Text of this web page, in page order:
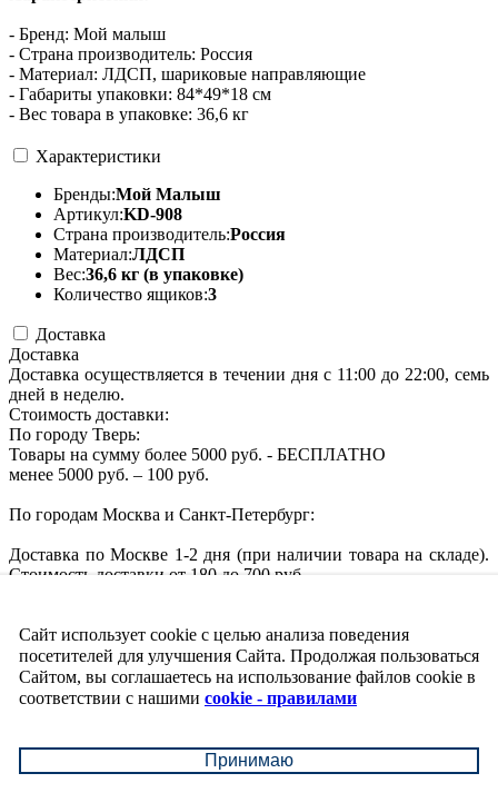
- Бренд: Мой малыш
- Страна производитель: Россия
- Материал: ЛДСП, шариковые направляющие
- Габариты упаковки: 84*49*18 см
- Вес товара в упаковке: 36,6 кг
Характеристики
Бренды:Мой Малыш
Артикул:KD-908
Страна производитель:Россия
Материал:ЛДСП
Вес:36,6 кг (в упаковке)
Количество ящиков:3
Доставка
Доставка
Доставка осуществляется в течении дня с 11:00 до 22:00, семь
дней в неделю.
Стоимость доставки:
По городу Тверь:
Товары на сумму более 5000 руб. - БЕСПЛАТНО
менее 5000 руб. – 100 руб.
По городам Москва и Санкт-Петербург:
Доставка по Москве 1-2 дня (при наличии товара на складе).
Стоимость доставки от 180 до 700 руб.
Подробнее о доставке
Похожие товары
Сайт использует cookie с целью анализа поведения
посетителей для улучшения Сайта. Продолжая пользоваться
Сайтом, вы соглашаетесь на использование файлов cookie в
соответствии с нашими cookie - правилами
Принимаю